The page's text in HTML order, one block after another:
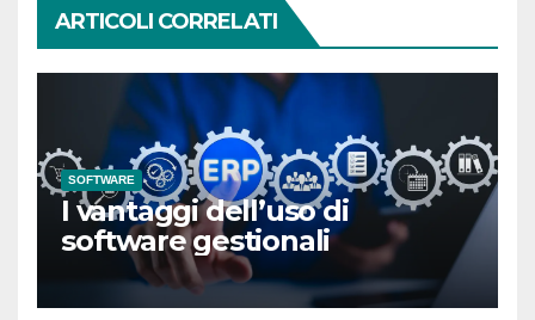
ARTICOLI CORRELATI
SOFTWARE
I vantaggi dell’uso di
software gestionali